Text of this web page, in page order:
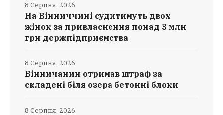
На Вінниччині судитимуть двох
жінок за привласнення понад 3 млн
грн держпідприємства
8 Серпня, 2026
Вінничанин отримав штраф за
складені біля озера бетонні блоки
8 Серпня, 2026
8 Серпня, 2026